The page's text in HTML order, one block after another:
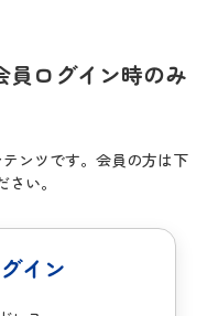
員ログイン時のみ
ンツです。会員の方は下
い。
イン